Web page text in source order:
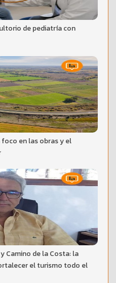
de pediatría con
foco en las obras y el
Camino de la Costa: la
el turismo todo el